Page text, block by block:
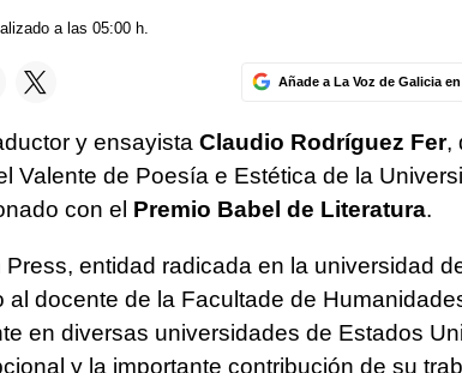
a las 05:00 h.
Añade a La Voz de Galicia
y ensayista Claudio Rodríguez Fer,
Valente de Poesía e Estética de la
con el Premio Babel de Literatura.
Press, entidad radicada en la universidad
al docente de la Facultade de
en diversas universidades de Estados
y la importante contribución de su